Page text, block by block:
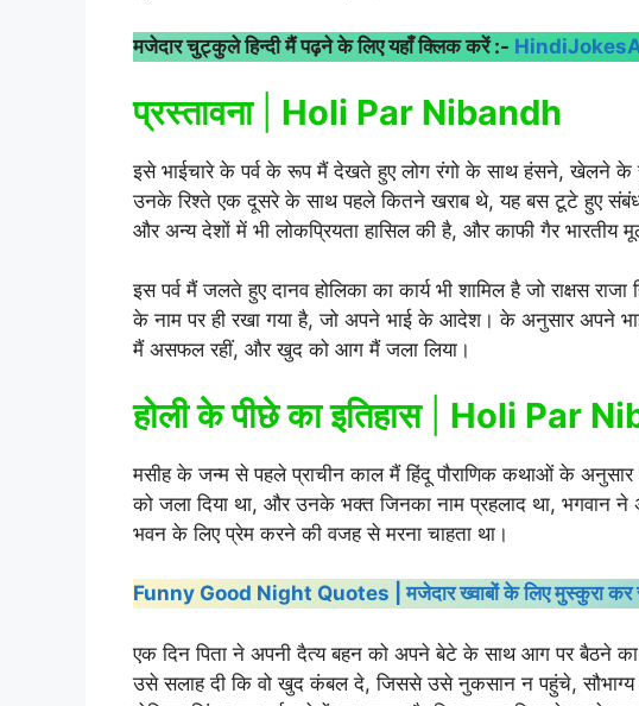
मजेदार चुट्कुले हिन्दी मैं पढ़ने के लिए यहाँ क्लिक करें :-
प्रस्तावना Holi Par Nibandh
इसे भाईचारे के पर्व के रूप मैं देखते हुए लोग रंगो के साथ हंसने, खेलने
उनके रिश्ते एक दूसरे के साथ पहले कितने खराब थे, यह बस टूटे हुए
और अन्य देशों में भी लोकप्रियता हासिल की है, और काफी गैर भारतीय
इस पर्व मैं जलते हुए दानव होलिका का कार्य भी शामिल है जो राक्षस
के नाम पर ही रखा गया है, जो अपने भाई के आदेश। के अनुसार अपने
मैं असफल रहीं, और खुद को आग मैं जला लिया।
होली के पीछे का इतिहास| Holi Par
मसीह के जन्म से पहले प्राचीन काल मैं हिंदू पौराणिक कथाओं के अनुसार
को जला दिया था, और उनके भक्त जिनका नाम प्रहलाद था, भगवान ने
भवन के लिए प्रेम करने की वजह से मरना चाहता था।
Funny Good Night Quotes | मजेदार ख्वाबों के लिए मुस्कुरा
एक दिन पिता ने अपनी दैत्य बहन को अपने बेटे के साथ आग पर बैठने
उसे सलाह दी कि वो खुद कंबल दे, जिससे उसे नुकसान न पहुंचे,